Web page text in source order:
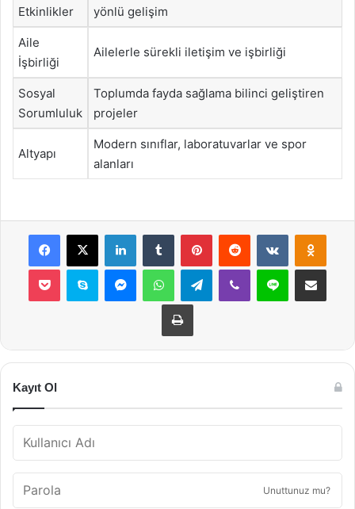
Etkinlikler
yönlü gelişim
Aile
İşbirliği
Ailelerle sürekli iletişim ve işbirliği
Sosyal
Sorumluluk
Toplumda fayda sağlama bilinci geliştiren
projeler
Altyapı
Modern sınıflar, laboratuvarlar ve spor
alanları
Facebook
X LinkedInTumblr PinterestReddit VKontakte
Pocket Skype MessengerWhatsAppTelegramViber Line E-Posta ile
Yazdır
Kayıt Ol
Unuttunuz mu?